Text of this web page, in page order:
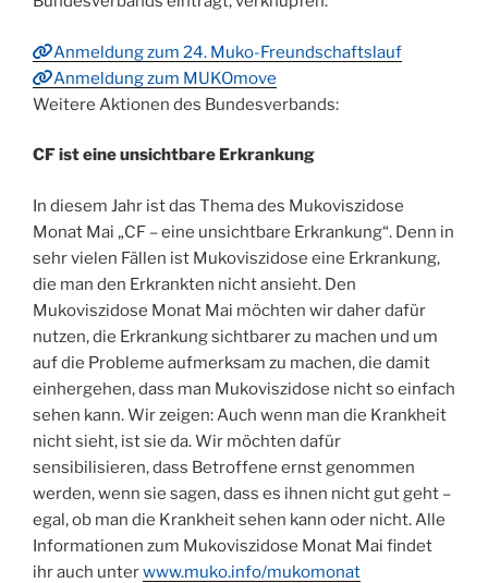
Anmeldung zum 24. Muko-Freundschaftslauf
Anmeldung zum MUKOmove
Weitere Aktionen des Bundesverbands:
CF ist eine unsichtbare Erkrankung
In diesem Jahr ist das Thema des Mukoviszidose
Monat Mai „CF – eine unsichtbare Erkrankung“. Denn in
sehr vielen Fällen ist Mukoviszidose eine Erkrankung,
die man den Erkrankten nicht ansieht. Den
Mukoviszidose Monat Mai möchten wir daher dafür
nutzen, die Erkrankung sichtbarer zu machen und um
auf die Probleme aufmerksam zu machen, die damit
einhergehen, dass man Mukoviszidose nicht so einfach
sehen kann. Wir zeigen: Auch wenn man die Krankheit
nicht sieht, ist sie da. Wir möchten dafür
sensibilisieren, dass Betroffene ernst genommen
werden, wenn sie sagen, dass es ihnen nicht gut geht –
egal, ob man die Krankheit sehen kann oder nicht. Alle
Informationen zum Mukoviszidose Monat Mai findet
ihr auch unterwww.muko.info/mukomonat